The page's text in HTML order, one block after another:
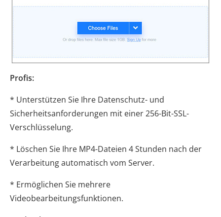
Profis:
* Unterstützen Sie Ihre Datenschutz- und
Sicherheitsanforderungen mit einer 256-Bit-SSL-
Verschlüsselung.
* Löschen Sie Ihre MP4-Dateien 4 Stunden nach der
Verarbeitung automatisch vom Server.
* Ermöglichen Sie mehrere
Videobearbeitungsfunktionen.